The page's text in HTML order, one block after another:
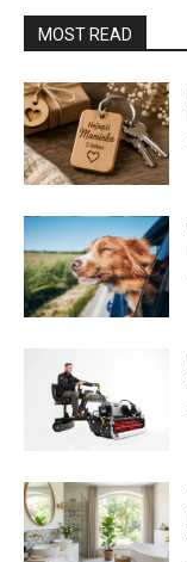
MOST READ